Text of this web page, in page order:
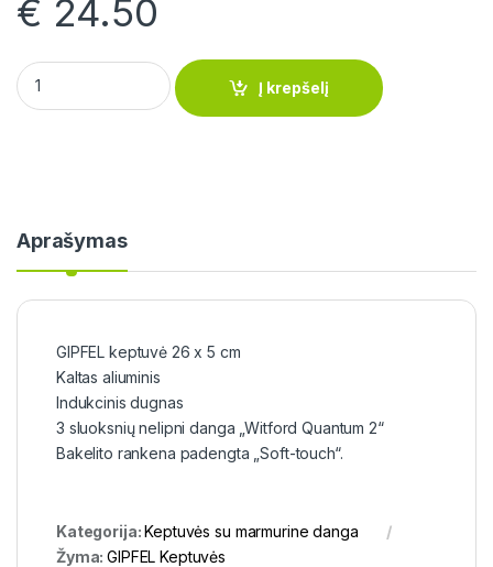
€ 24.50
Keptuvė GIPFEL RESPECT 0115 26 cm quantity
Į krepšelį
Aprašymas
GIPFEL keptuvė 26 x 5 cm
Kaltas aliuminis
Indukcinis dugnas
3 sluoksnių nelipni danga „Witford Quantum 2“
Bakelito rankena padengta „Soft-touch“.
Kategorija:Keptuvės su marmurine danga
Žyma:GIPFEL Keptuvės